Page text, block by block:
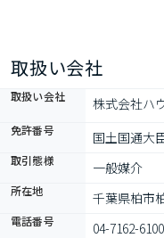
取扱い会社
取扱い会社 株式会社ハ
免許番号 国土国通大
取引態様 一般媒介
所在地 千葉県柏市
電話番号 04-7162-6100